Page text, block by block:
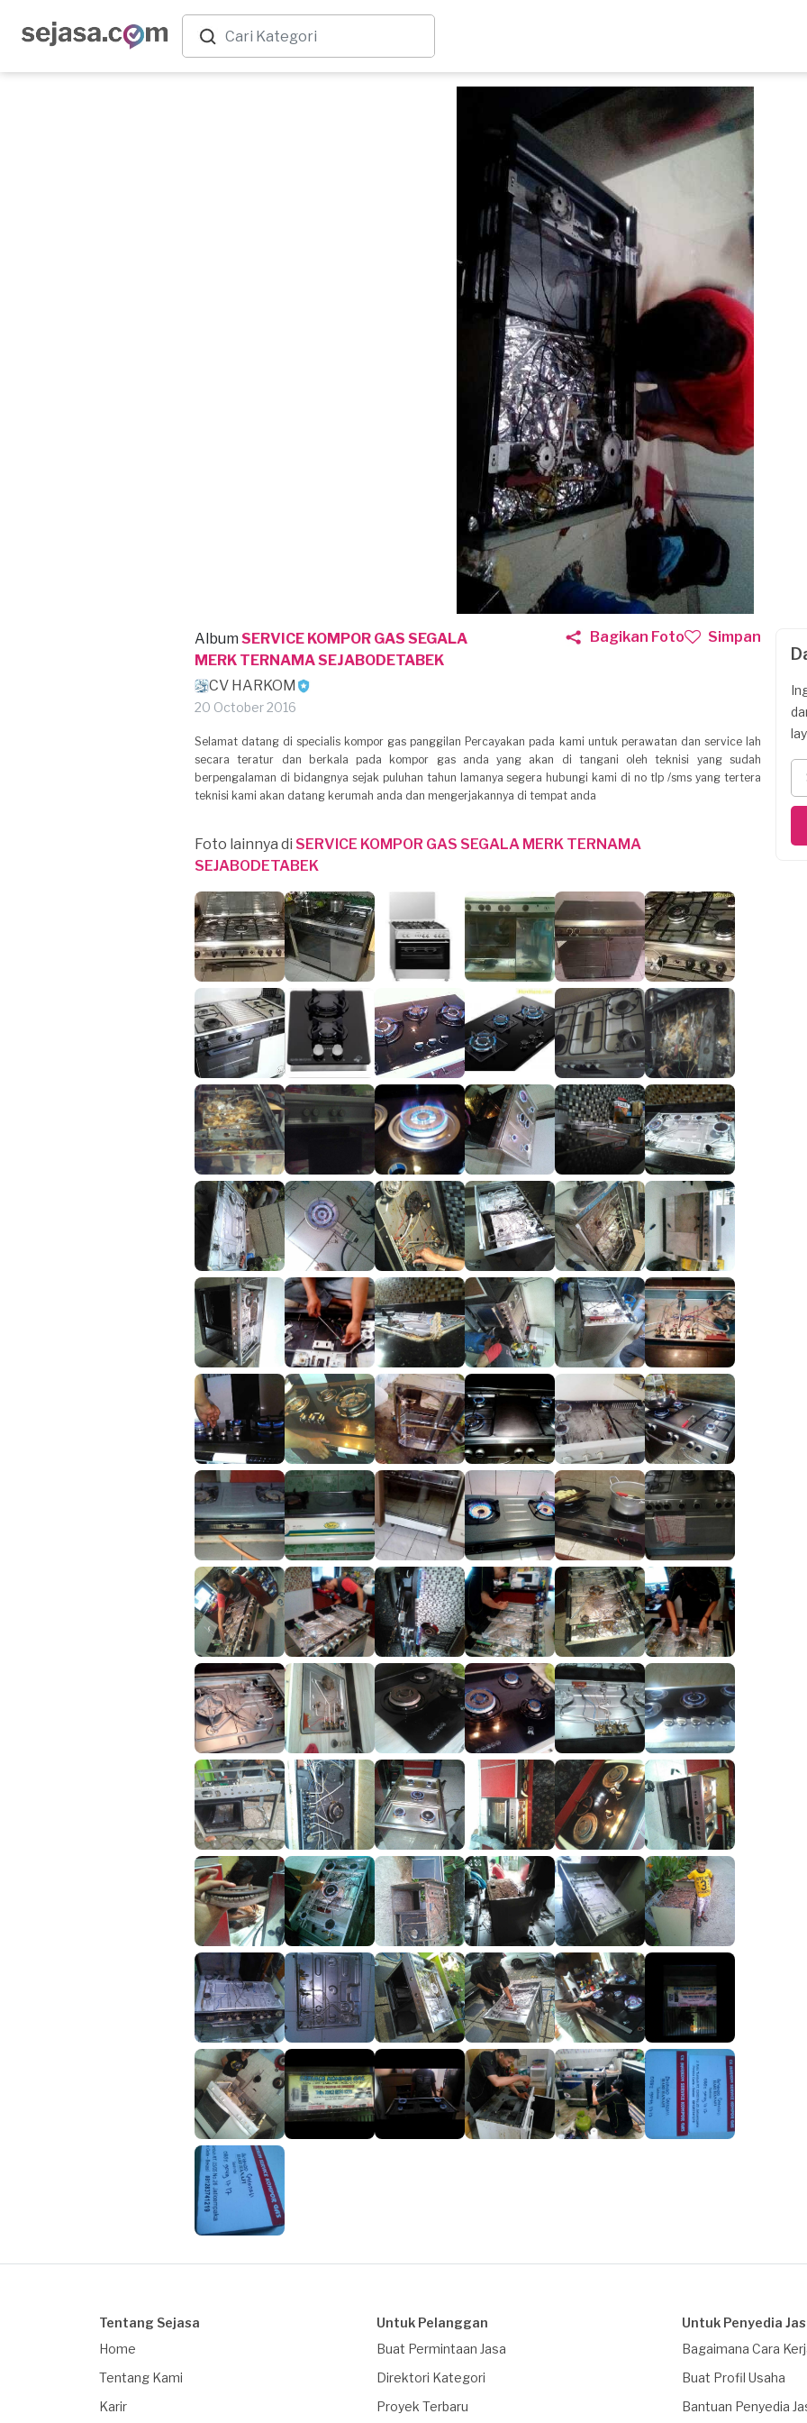
Album SERVICE KOMPOR GAS SEGALA
MERK TERNAMA SEJABODETABEK
CV HARKOM
20 October 2016
Bagikan Foto Simpan
Selamat datang di specialis kompor gas panggilan Percayakan pada kami untuk perawatan dan service lah
secara teratur dan berkala pada kompor gas anda yang akan di tangani oleh teknisi yang sudah
berpengalaman di bidangnya sejak puluhan tahun lamanya segera hubungi kami di no tlp /sms yang tertera
teknisi kami akan datang kerumah anda dan mengerjakannya di tempat anda
Foto lainnya di SERVICE KOMPOR GAS SEGALA MERK TERNAMA
SEJABODETABEK
Tentang Sejasa
Home
Tentang Kami
Karir
Untuk Pelanggan
Buat Permintaan Jasa
Direktori Kategori
Proyek Terbaru
Untuk Penyedia
Bagaimana Cara
Buat Profil Usaha
Bantuan Penyedia